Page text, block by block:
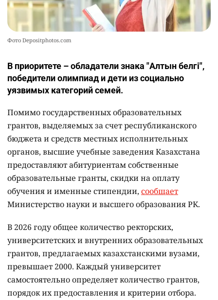
Фото Depositphotos.com
В приоритете – обладатели знака "Алтын белгі",
победители олимпиад и дети из социально
уязвимых категорий семей.
Помимо государственных образовательных
грантов, выделяемых за счет республиканского
бюджета и средств местных исполнительных
органов, высшие учебные заведения Казахстана
предоставляют абитуриентам собственные
образовательные гранты, скидки на оплату
обучения и именные стипендии, сообщает
Министерство науки и высшего образования РК.
В 2026 году общее количество ректорских,
университетских и внутренних образовательных
грантов, предлагаемых казахстанскими вузами,
превышает 2000. Каждый университет
самостоятельно определяет количество грантов,
порядок их предоставления и критерии отбора.